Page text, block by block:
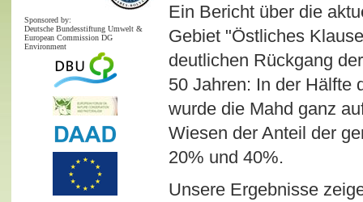
Sponsored by:
Deutsche Bundesstiftung Umwelt &
European Commission DG
Environment
Ein Bericht über die
Gebiet "Östliches
deutlichen Rückgang
50 Jahren: In der Hälfte
wurde die Mahd ganz
Wiesen der Anteil der
20% und 40%.
Unsere Ergebnisse